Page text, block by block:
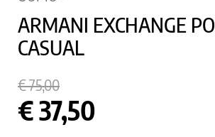
ARMANI EXCHANGE
CASUAL
€ 75,00
€ 37,50